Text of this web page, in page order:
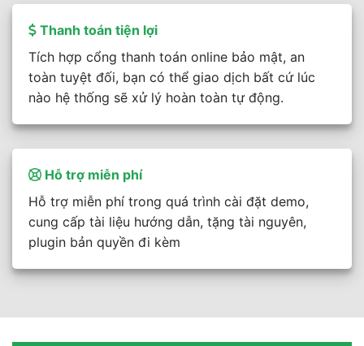
Thanh toán tiện lợi
Tích hợp cổng thanh toán online bảo mật, an
toàn tuyệt đối, bạn có thể giao dịch bất cứ lúc
nào hệ thống sẽ xử lý hoàn toàn tự động.
Hỗ trợ miễn phí
Hỗ trợ miễn phí trong quá trình cài đặt demo,
cung cấp tài liệu hướng dẫn, tặng tài nguyên,
plugin bản quyền đi kèm